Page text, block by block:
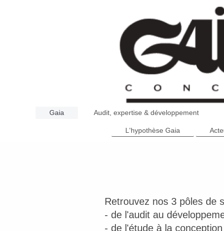
Gaia Audit, expertise & développement
L'hypothèse Gaia
Retrouvez nos 3 pôles de
- de l'audit au
- de l'étude à la